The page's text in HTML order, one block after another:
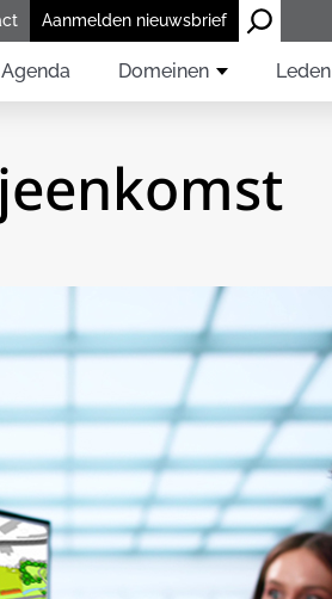
Aanmelden nieuwsbrief
Agenda Domeinen Leden